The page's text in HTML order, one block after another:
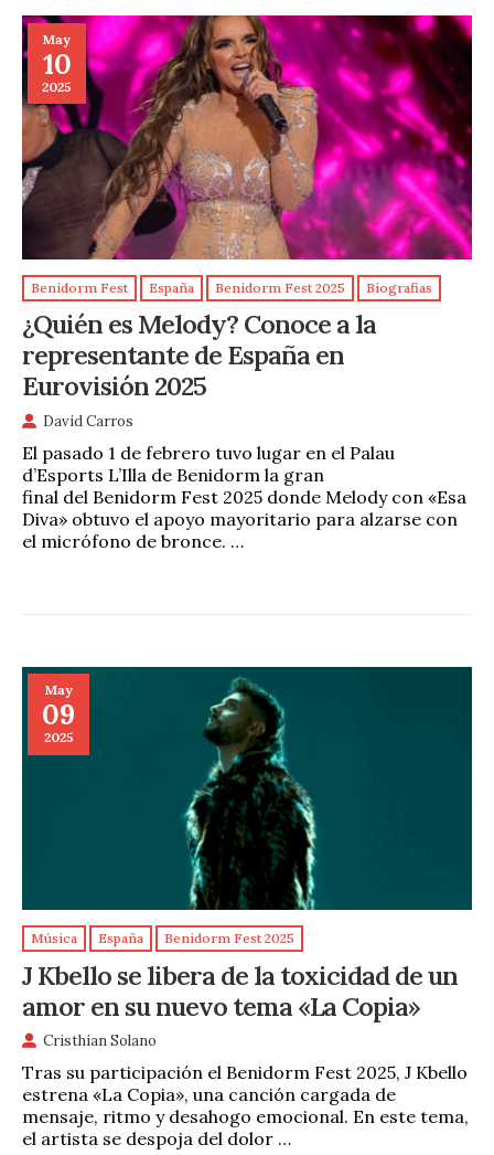
May
10
2025
Benidorm Fest España Benidorm Fest 2025 Biografias
¿Quién es Melody? Conoce a la
representante de España en
Eurovisión 2025
David Carros
El pasado 1 de febrero tuvo lugar en el Palau
d’Esports L’Illa de Benidorm la gran
final del Benidorm Fest 2025 donde Melody con «Esa
Diva» obtuvo el apoyo mayoritario para alzarse con
el micrófono de bronce. …
May
09
2025
Música España Benidorm Fest 2025
J Kbello se libera de la toxicidad de un
amor en su nuevo tema «La Copia»
Cristhian Solano
Tras su participación el Benidorm Fest 2025, J Kbello
estrena «La Copia», una canción cargada de
mensaje, ritmo y desahogo emocional. En este tema,
el artista se despoja del dolor …